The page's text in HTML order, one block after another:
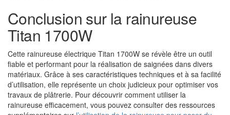
Conclusion sur la rainureuse
Titan 1700W
Cette rainureuse électrique Titan 1700W se révèle être un outil
fiable et performant pour la réalisation de saignées dans divers
matériaux. Grâce à ses caractéristiques techniques et à sa facilité
d’utilisation, elle représente un choix judicieux pour optimiser vos
travaux de plâtrerie. Pour découvrir comment utiliser la
rainureuse efficacement, vous pouvez consulter des ressources